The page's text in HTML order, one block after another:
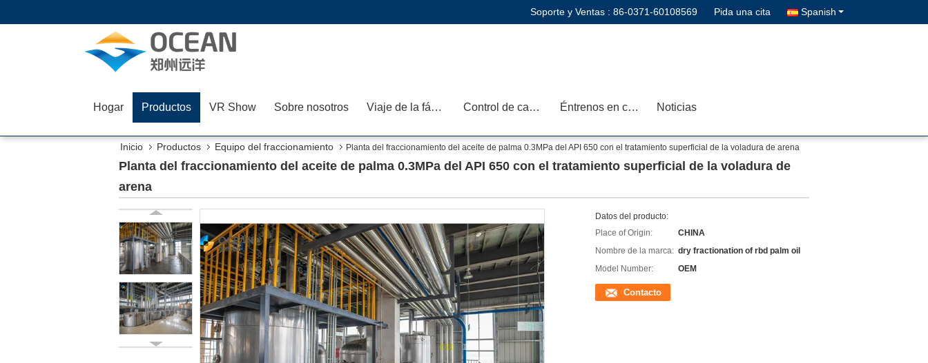
Soporte y Ventas : 86-0371-60108569 Pida una cita Spanish
Hogar Productos VR Show Sobre nosotros Viaje de la fábrica Control de calidad Éntrenos en contacto con Noticias
Inicio Productos Equipo del fraccionamiento Planta del fraccionamiento del aceite de palma 0.3MPa del API 650 con el tratamiento superficial de la voladura de arena
Planta del fraccionamiento del aceite de palma 0.3MPa del API 650 con el tratamiento superficial de la voladura de
arena
Datos del producto:
Place of Origin:
CHINA
Nombre de la marca: dry fractionation of rbd palm oil
Model Number:
OEM
Contacto